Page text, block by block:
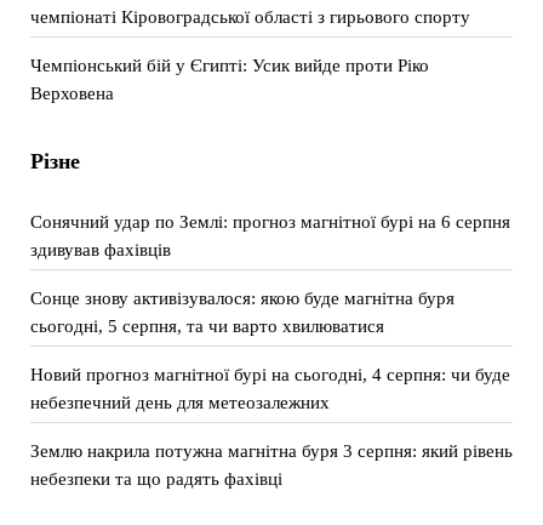
чемпіонаті Кіровоградської області з гирьового спорту
Чемпіонський бій у Єгипті: Усик вийде проти Ріко
Верховена
Різне
Сонячний удар по Землі: прогноз магнітної бурі на 6 серпня
здивував фахівців
Сонце знову активізувалося: якою буде магнітна буря
сьогодні, 5 серпня, та чи варто хвилюватися
Новий прогноз магнітної бурі на сьогодні, 4 серпня: чи буде
небезпечний день для метеозалежних
Землю накрила потужна магнітна буря 3 серпня: який рівень
небезпеки та що радять фахівці